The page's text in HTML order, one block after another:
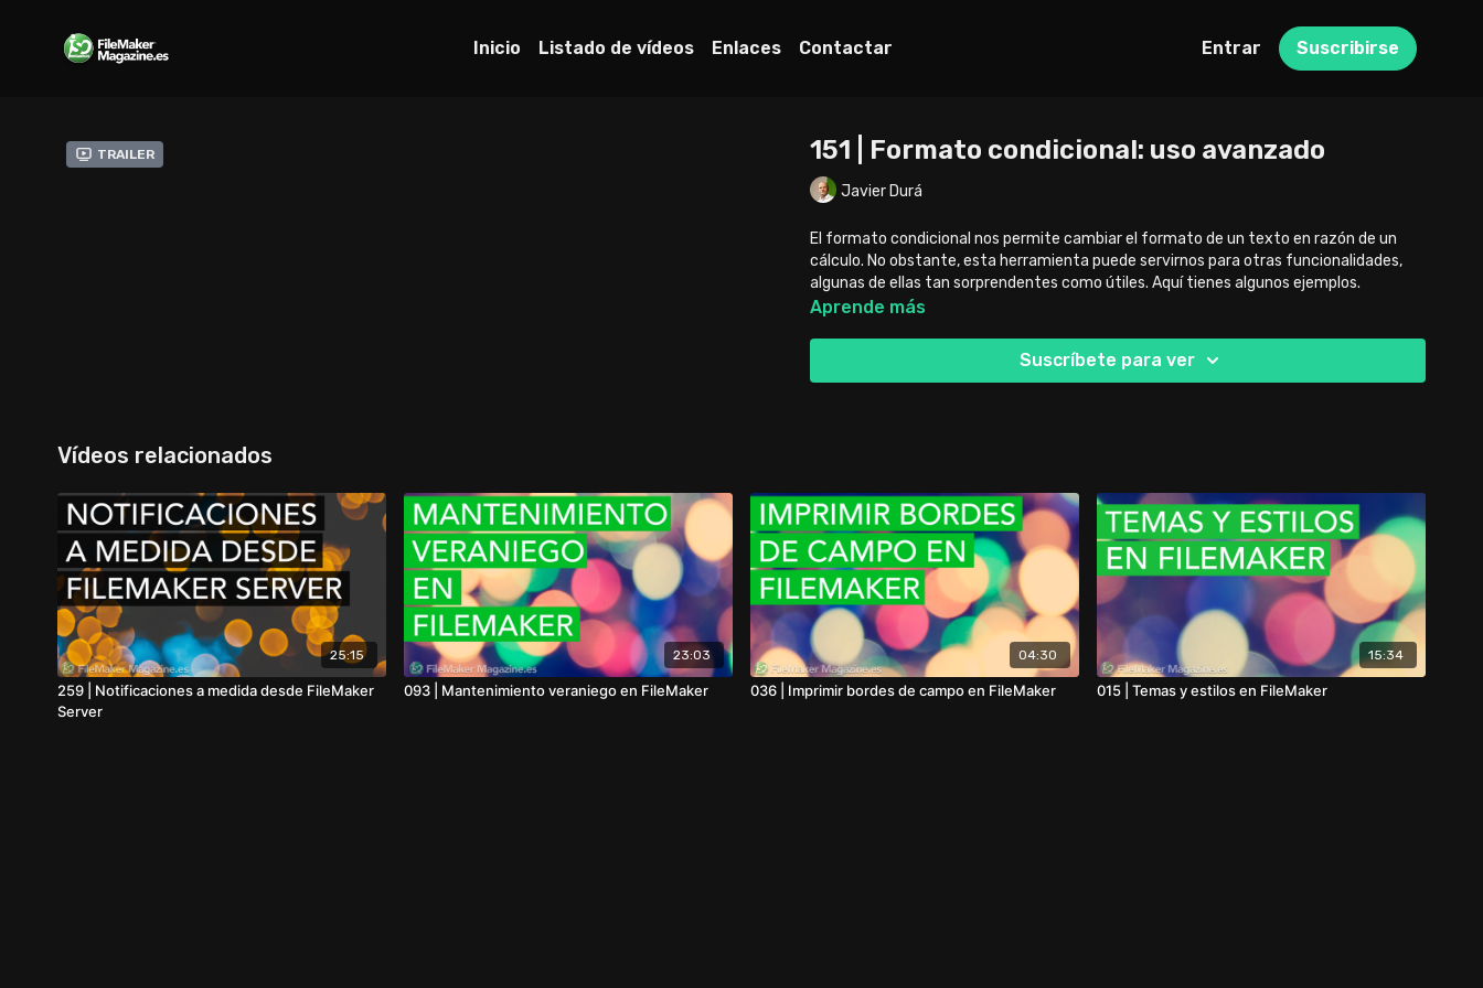
Inicio Listado de vídeos Enlaces Contactar Entrar Suscribirse
Trailer 151 | Formato condicional: uso avanzado
Javier Durá
El formato condicional nos permite cambiar el formato de un texto en razón de un
cálculo. No obstante, esta herramienta puede servirnos para otras funcionalidades,
algunas de ellas tan sorprendentes como útiles. Aquí tienes algunos ejemplos.
Aprende más
Suscríbete para ver
Vídeos relacionados
25:15
259 | Notificaciones a medida desde FileMaker
Server
23:03
093 | Mantenimiento veraniego en FileMaker
04:30
036 | Imprimir bordes de campo en FileMaker
15:34
015 | Temas y estilos en FileMaker